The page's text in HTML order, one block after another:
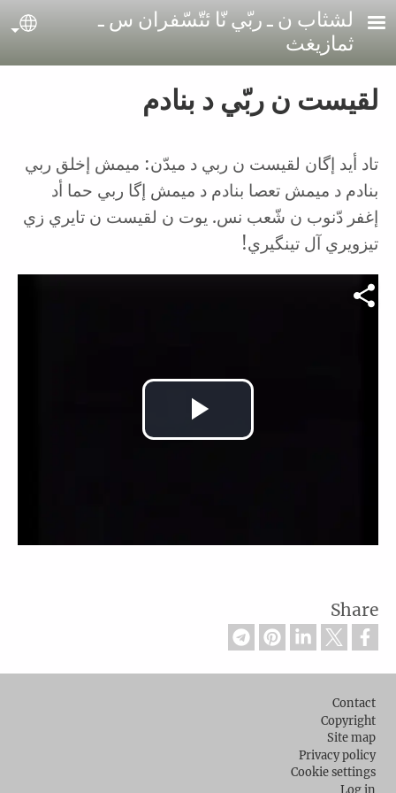
Skip to main content
لشثاب ن ـ ربّي نّا ئتّسّفران س ـ
ثمازيغث
لقيست ن ربّي د بنادم
تاد أيد إگان لقيست ن ربي د ميدّن: ميمش إخلق ربي
بنادم د ميمش تعصا بنادم د ميمش إگا ربي حما أد
إغفر دّنوب ن شّعب نس. يوت ن لقيست ن تايري زي
تيزويري آل تينگيري!
Video file
Play
Share
Footer
Contact
Copyright
Site map
Privacy policy
Cookie settings
Log in